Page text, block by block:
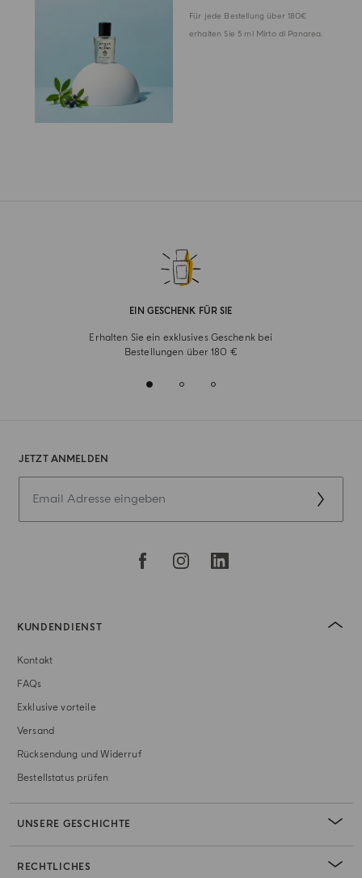
Für jede Bestellung über 180€
erhalten Sie 5 ml Mirto di Panarea.
EIN GESCHENK FÜR SIE
Erhalten Sie ein exklusives Geschenk bei
Bestellungen über 180 €
JETZT ANMELDEN
KUNDENDIENST
Kontakt
FAQs
Exklusive vorteile
Versand
Rücksendung und Widerruf
Bestellstatus prüfen
UNSERE GESCHICHTE
RECHTLICHES